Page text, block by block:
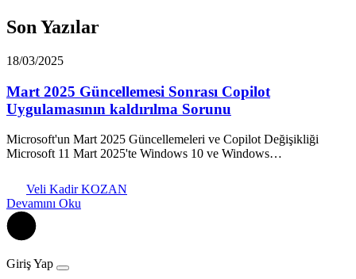
Son Yazılar
18/03/2025
Mart 2025 Güncellemesi Sonrası Copilot
Uygulamasının kaldırılma Sorunu
Microsoft'un Mart 2025 Güncellemeleri ve Copilot Değişikliği
Microsoft 11 Mart 2025'te Windows 10 ve Windows…
Veli Kadir KOZAN
Devamını Oku
Giriş Yap